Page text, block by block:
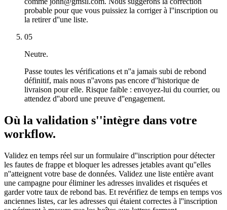
probable pour que vous puissiez la corriger à l''inscription ou
la retirer d''une liste.
05
Neutre.
Passe toutes les vérifications et n''a jamais subi de rebond
définitif, mais nous n''avons pas encore d''historique de
livraison pour elle. Risque faible : envoyez-lui du courrier, ou
attendez d''abord une preuve d''engagement.
Où la validation s''intègre dans votre
workflow.
Validez en temps réel sur un formulaire d''inscription pour détecter
les fautes de frappe et bloquer les adresses jetables avant qu''elles
n''atteignent votre base de données. Validez une liste entière avant
une campagne pour éliminer les adresses invalides et risquées et
garder votre taux de rebond bas. Et revérifiez de temps en temps vos
anciennes listes, car les adresses qui étaient correctes à l''inscription